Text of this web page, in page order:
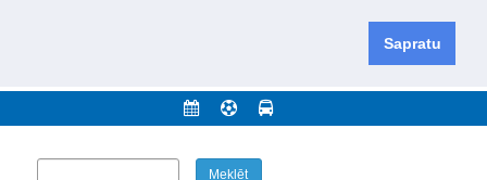
Sapratu
novadu un apkārtējos novadus un pilsētas.